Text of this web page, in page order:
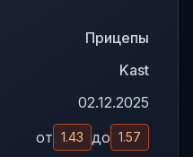
Прицепы
Kast
02.12.2025
от 1.43 до 1.57